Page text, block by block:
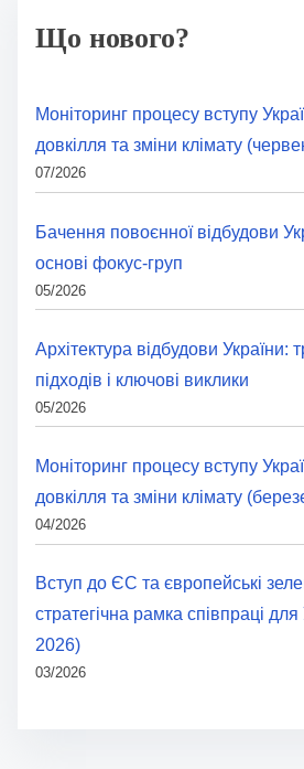
Що нового?
Моніторинг процесу вступу
довкілля та зміни клімату
07/2026
Бачення повоєнної відбудови
основі фокус-груп
05/2026
Архітектура відбудови України:
підходів і ключові виклики
05/2026
Моніторинг процесу вступу
довкілля та зміни клімату
04/2026
Вступ до ЄС та європейські
стратегічна рамка співпраці
2026)
03/2026